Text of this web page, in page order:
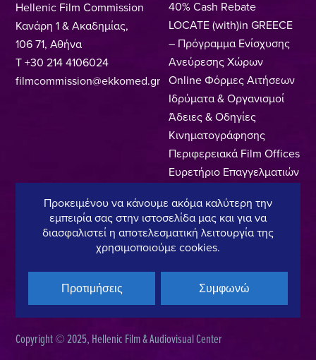
Hellenic Film Commission
Κανάρη 1 & Ακαδημίας,
106 71, Αθήνα
T +30 214 4106024
filmcommission@ekkomed.gr
40% Cash Rebate
LOCATE (with)in GREECE
– Πρόγραμμα Ενίσχυσης
Ανεύρεσης Χώρων
Online Φόρμες Αιτήσεων
Ιδρύματα & Οργανισμοί
Άδειες & Οδηγίες
Κινηματογράφησης
Περιφερειακά Film Offices
Ευρετήριο Επαγγελματιών
Made In Greece
Greek Facts
Επικοινωνία
Πολιτική Απορρήτου Όροι Χρήσης Πολιτική Cookies
Copyright © 2025, Hellenic Film & Audiovisual Center
Προκειμένου να κάνουμε ακόμα καλύτερη την
εμπειρία σας στην ιστοσελίδα μας και για να
διασφαλιστεί η αποτελεσματική λειτουργία της
χρησιμοποιούμε cookies.
Προτιμήσεις Συμφωνώ